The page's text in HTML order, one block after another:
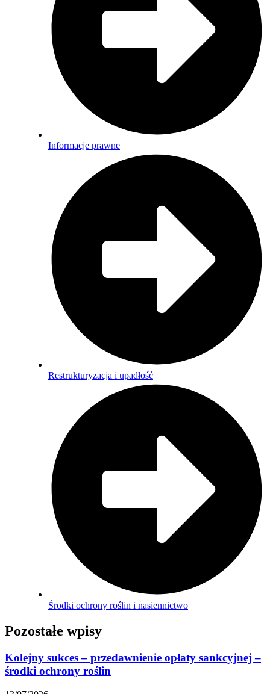
Informacje prawne
Restrukturyzacja i upadłość
Środki ochrony roślin i nasiennictwo
Pozostałe wpisy
Kolejny sukces – przedawnienie opłaty sankcyjnej –
środki ochrony roślin